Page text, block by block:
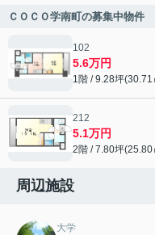
ＣＯＣＯ学南町の募集中物件
102
5.6万円
1階 / 9.28坪(30.71
212
5.1万円
2階 / 7.80坪(25.80
周辺施設
大学